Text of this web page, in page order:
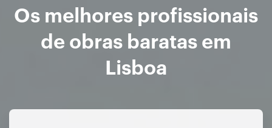
Os melhores profissionais
de obras baratas em
Lisboa